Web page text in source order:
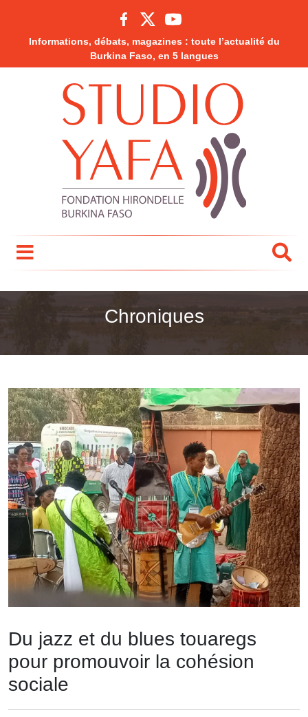
Informations, débats, magazines : toute l’actualité du
Burkina Faso, en 5 langues
Chroniques
Du jazz et du blues touaregs
pour promouvoir la cohésion
sociale